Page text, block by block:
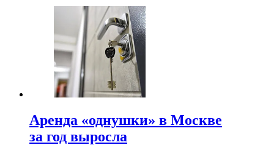
Аренда «однушки» в Москве
за год выросла